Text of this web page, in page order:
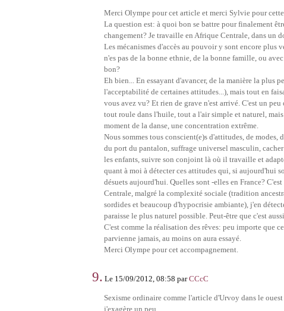
Merci Olympe pour cet article et merci Sylvie pour
La question est: à quoi bon se battre pour finalement
changement? Je travaille en Afrique Centrale, dans un
Les mécanismes d'accès au pouvoir y sont encore plus
n'es pas de la bonne ethnie, de la bonne famille, ou
bon?
Eh bien... En essayant d'avancer, de la manière la plus
l'acceptabilité de certaines attitudes...), mais tout en
vous avez vu? Et rien de grave n'est arrivé. C'est un
tout roule dans l'huile, tout a l'air simple et naturel, mais
moment de la danse, une concentration extrême.
Nous sommes tous conscient(e)s d'attitudes, de modes,
du port du pantalon, suffrage universel masculin,
les enfants, suivre son conjoint là où il travaille et
quant à moi à détecter ces attitudes qui, si aujourd'hui
désuets aujourd'hui. Quelles sont -elles en France?
Centrale, malgré la complexité sociale (tradition
sordides et beaucoup d'hypocrisie ambiante), j'en
paraisse le plus naturel possible. Peut-être que c'est
C'est comme la réalisation des rêves: peu importe que
parvienne jamais, au moins on aura essayé.
Merci Olympe pour cet accompagnement.
9. Le 15/09/2012, 08:58 parCCcC
Sexisme ordinaire comme l'article d'Urvoy dans le